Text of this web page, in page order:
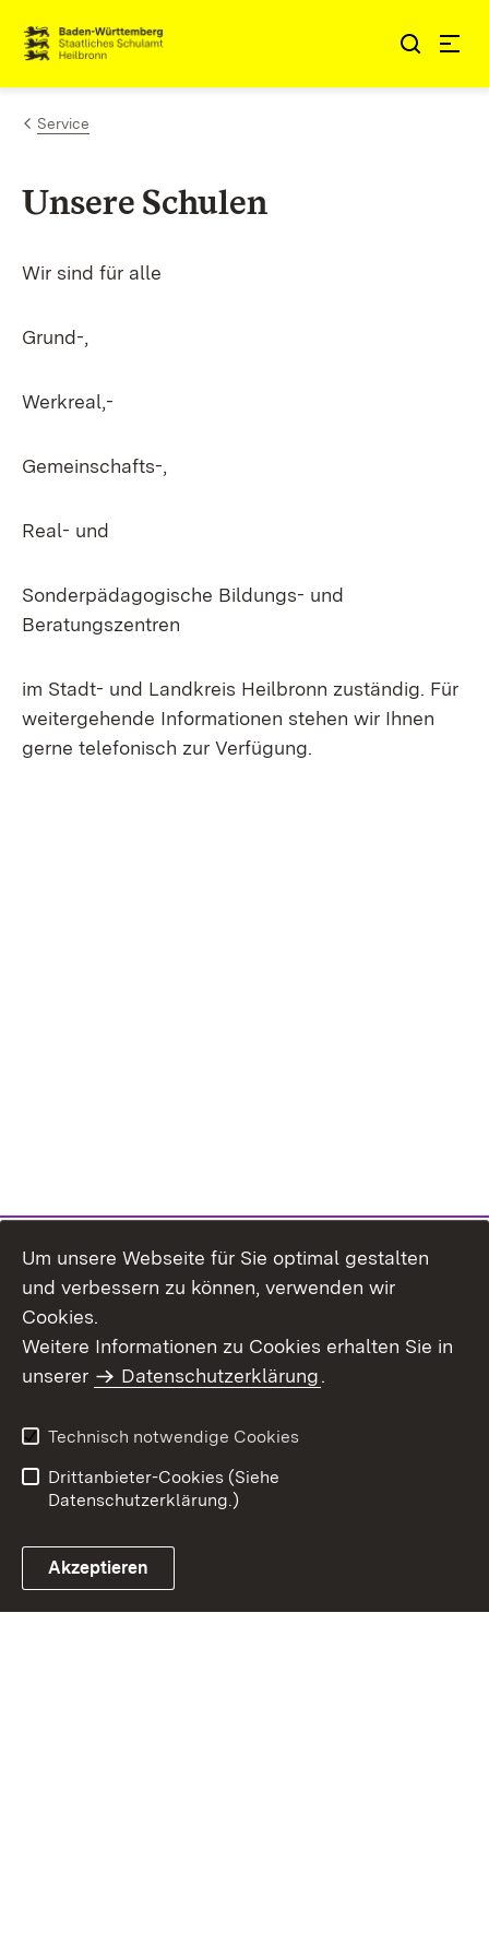
Zum Inhalt springen
Link zur Startseite
Service
Unsere Schulen
Wir sind für alle
Grund-,
Werkreal,-
Gemeinschafts-,
Real- und
Sonderpädagogische Bildungs- und
Beratungszentren
im Stadt- und Landkreis Heilbronn zuständig. Für
weitergehende Informationen stehen wir Ihnen
gerne telefonisch zur Verfügung.
Benutzungshinweise
Erklärung zur
Um unsere Webseite für Sie optimal gestalten
und verbessern zu können, verwenden wir
Cookies.
Weitere Informationen zu Cookies erhalten Sie in
unserer
Datenschutzerklärung.
Technisch notwendige Cookies
Drittanbieter-Cookies (Siehe
Datenschutzerklärung.)
Akzeptieren